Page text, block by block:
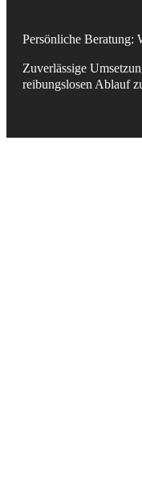
Persönliche Beratung:
Zuverlässige
reibungslosen Ablauf